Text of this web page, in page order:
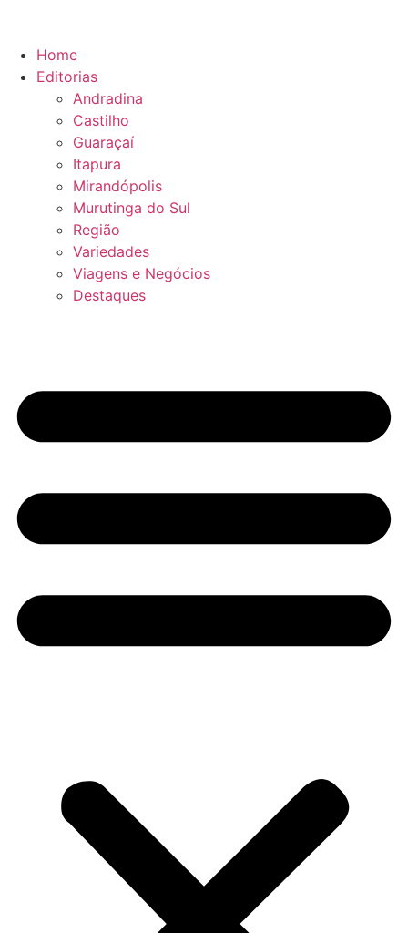
conteúdo
Home
Editorias
Andradina
Castilho
Guaraçaí
Itapura
Mirandópolis
Murutinga do Sul
Região
Variedades
Viagens e Negócios
Destaques